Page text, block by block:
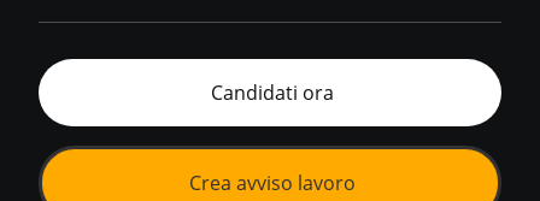
Candidati ora
Crea avviso lavoro